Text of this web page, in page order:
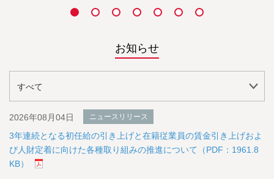
お知らせ
2026年08月04日 ニュースリリース
3年連続となる初任給の引き上げと在籍従業員の賃金引き上げおよ
び人財定着に向けた各種取り組みの推進について（PDF：1961.8
KB）